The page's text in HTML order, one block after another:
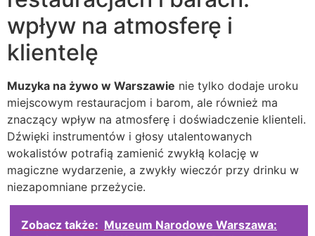
wpływ na atmosferę i
klientelę
Muzyka na żywo w Warszawie nie tylko dodaje uroku
miejscowym restauracjom i barom, ale również ma
znaczący wpływ na atmosferę i doświadczenie klienteli.
Dźwięki instrumentów i głosy utalentowanych
wokalistów potrafią zamienić zwykłą kolację w
magiczne wydarzenie, a zwykły wieczór przy drinku w
niezapomniane przeżycie.
Zobacz także: Muzeum Narodowe Warszawa: